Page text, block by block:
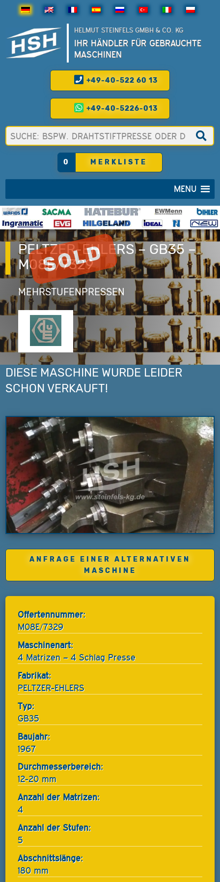
HELMUT STEINFELS GMBH & CO. KG
IHR HÄNDLER FÜR GEBRAUCHTE
MASCHINEN
+49-40-522 60 13
+49-40-5226-013
0 MERKLISTE
MENU
PELTZER-EHLERS – GB35 –
M08E/7329
MEHRSTUFENPRESSEN
DIESE MASCHINE WURDE LEIDER
SCHON VERKAUFT!
ANFRAGE EINER ALTERNATIVEN
MASCHINE
Offertennummer:
M08E/7329
Maschinenart:
4 Matrizen – 4 Schlag Presse
Fabrikat:
PELTZER-EHLERS
Typ:
GB35
Baujahr:
1967
Durchmesserbereich:
12-20 mm
Anzahl der Matrizen:
4
Anzahl der Stufen:
5
Abschnittslänge:
180 mm